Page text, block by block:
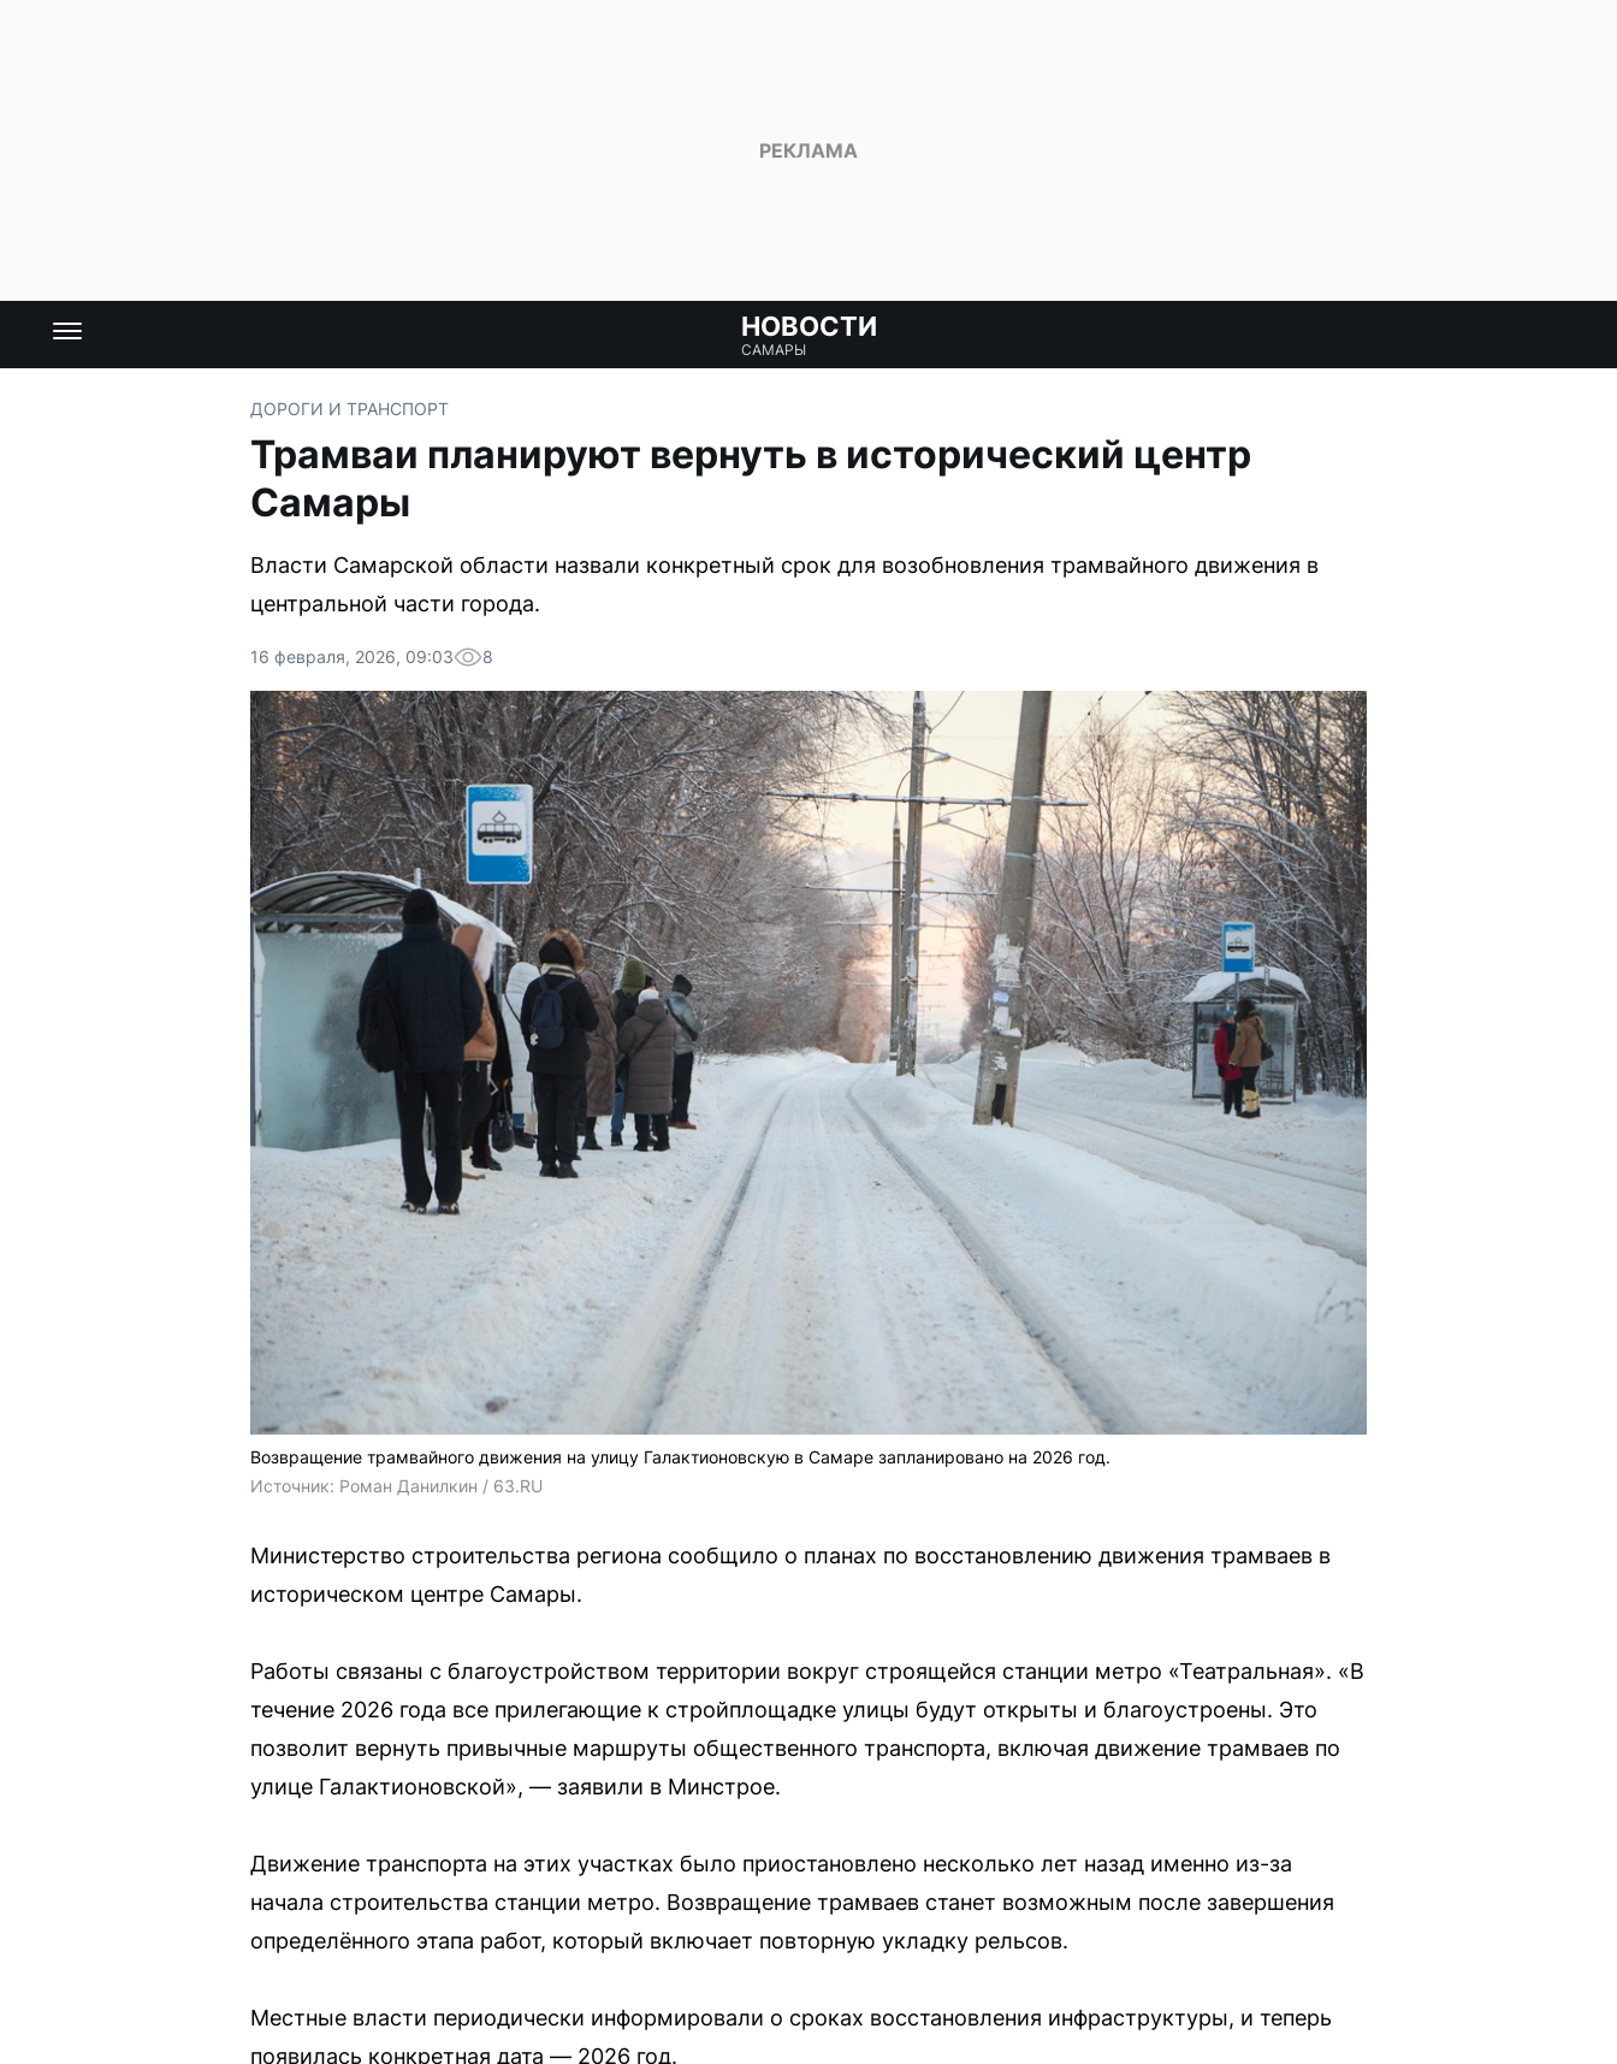
НОВОСТИ
САМАРЫ
ДОРОГИ И ТРАНСПОРТ
Трамваи планируют вернуть в исторический центр
Самары
Власти Самарской области назвали конкретный срок для возобновления трамвайного движения в
центральной части города.
16 февраля, 2026, 09:03 8
Возвращение трамвайного движения на улицу Галактионовскую в Самаре запланировано на 2026 год.
Источник: Роман Данилкин / 63.RU
Министерство строительства региона сообщило о планах по восстановлению движения трамваев в
историческом центре Самары.
Работы связаны с благоустройством территории вокруг строящейся станции метро «Театральная». «В
течение 2026 года все прилегающие к стройплощадке улицы будут открыты и благоустроены. Это
позволит вернуть привычные маршруты общественного транспорта, включая движение трамваев по
улице Галактионовской», — заявили в Минстрое.
Движение транспорта на этих участках было приостановлено несколько лет назад именно из-за
начала строительства станции метро. Возвращение трамваев станет возможным после завершения
определённого этапа работ, который включает повторную укладку рельсов.
Местные власти периодически информировали о сроках восстановления инфраструктуры, и теперь
появилась конкретная дата — 2026 год.